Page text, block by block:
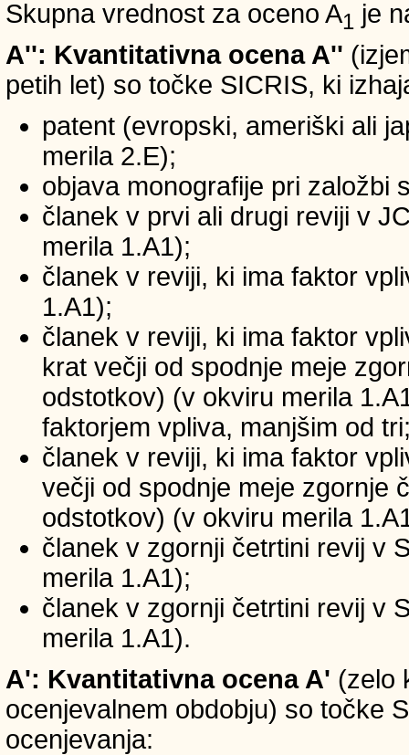
Skupna vrednost za oceno A1 je
A'': Kvantitativna ocena A''
petih let) so točke SICRIS, ki
patent (evropski, ameriški ali
merila 2.E);
objava monografije pri založbi
članek v prvi ali drugi reviji v
merila 1.A1);
članek v reviji, ki ima faktor
1.A1);
članek v reviji, ki ima faktor
krat večji od spodnje meje
odstotkov) (v okviru merila
faktorjem vpliva, manjšim od
članek v reviji, ki ima faktor
večji od spodnje meje zgornje
odstotkov) (v okviru merila
članek v zgornji četrtini revij v
merila 1.A1);
članek v zgornji četrtini revij v
merila 1.A1).
A': Kvantitativna ocena A' (zelo
ocenjevalnem obdobju) so točke
ocenjevanja: